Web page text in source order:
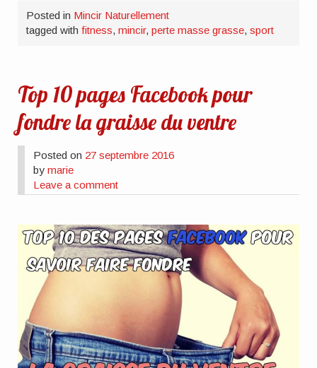
Posted in Mincir Naturellement
tagged withfitness,mincir,perte masse grasse,sport
Top 10 pages Facebook pour
fondre la graisse du ventre
Posted on 27 septembre 2016
bymarie
Leave a comment